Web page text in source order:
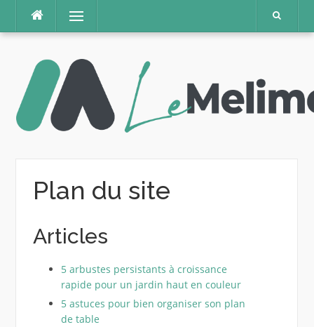
contenu
Menu
Plan du site
Articles
5 arbustes persistants à croissance
rapide pour un jardin haut en couleur
5 astuces pour bien organiser son plan
de table